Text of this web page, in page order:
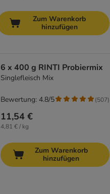
Zum Warenkorb
hinzufügen
6 x 400 g RINTI Probiermix
Singlefleisch Mix
11,54 €
4,81 € / kg
Bewertung: 4.8/5 (507)
Zum Warenkorb
hinzufügen